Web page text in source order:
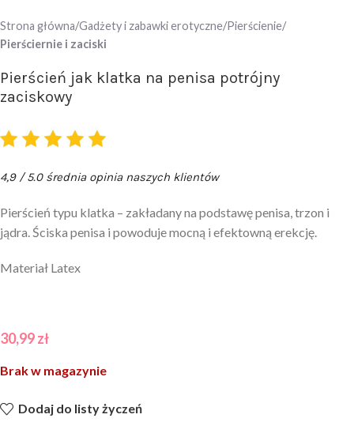
Strona główna Gadżety i zabawki erotyczne Pierścienie
Pierściernie i zaciski
Pierścień jak klatka na penisa potrójny
zaciskowy
4,9 / 5.0 średnia opinia naszych klientów
Pierścień typu klatka – zakładany na podstawę penisa, trzon i
jądra. Ściska penisa i powoduje mocną i efektowną erekcję.
Materiał Latex
30,99zł
Brak w magazynie
Dodaj do listy życzeń